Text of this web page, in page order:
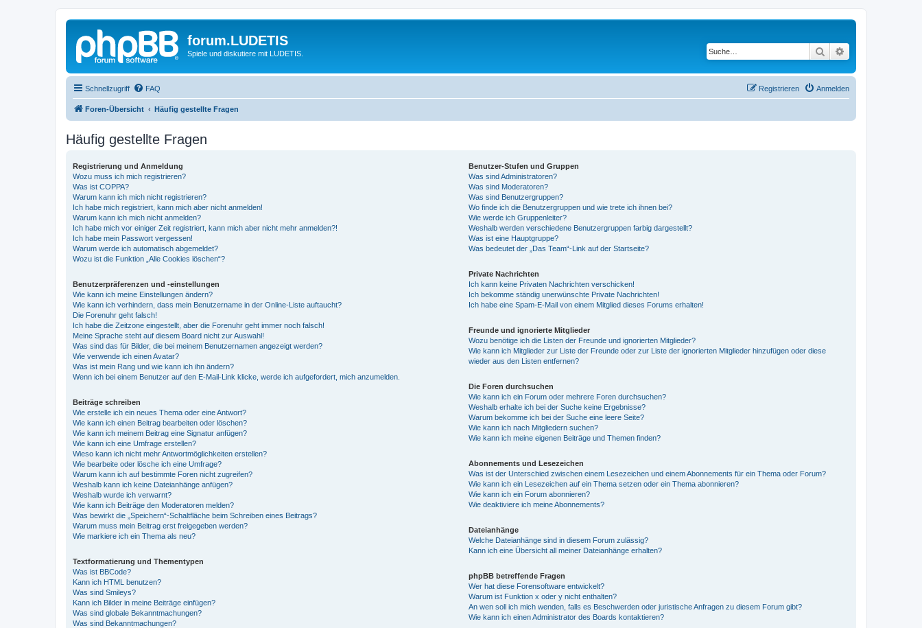
forum.LUDETIS
Spiele und diskutiere mit LUDETIS. Suche
Schnellzugriff FAQ Anmelden
Registrieren
Foren-Übersicht Häufig gestellte Fragen
Häufig gestellte Fragen
Registrierung und Anmeldung
Wozu muss ich mich registrieren?
Was ist COPPA?
Warum kann ich mich nicht registrieren?
Ich habe mich registriert, kann mich aber nicht anmelden!
Warum kann ich mich nicht anmelden?
Ich habe mich vor einiger Zeit registriert, kann mich aber nicht mehr anmelden?!
Ich habe mein Passwort vergessen!
Warum werde ich automatisch abgemeldet?
Wozu ist die Funktion „Alle Cookies löschen“?
Benutzerpräferenzen und -einstellungen
Wie kann ich meine Einstellungen ändern?
Wie kann ich verhindern, dass mein Benutzername in der Online-Liste auftaucht?
Die Forenuhr geht falsch!
Ich habe die Zeitzone eingestellt, aber die Forenuhr geht immer noch falsch!
Meine Sprache steht auf diesem Board nicht zur Auswahl!
Was sind das für Bilder, die bei meinem Benutzernamen angezeigt werden?
Wie verwende ich einen Avatar?
Was ist mein Rang und wie kann ich ihn ändern?
Wenn ich bei einem Benutzer auf den E-Mail-Link klicke, werde ich aufgefordert, mich anzumelden.
Beiträge schreiben
Wie erstelle ich ein neues Thema oder eine Antwort?
Wie kann ich einen Beitrag bearbeiten oder löschen?
Wie kann ich meinem Beitrag eine Signatur anfügen?
Wie kann ich eine Umfrage erstellen?
Wieso kann ich nicht mehr Antwortmöglichkeiten erstellen?
Wie bearbeite oder lösche ich eine Umfrage?
Warum kann ich auf bestimmte Foren nicht zugreifen?
Weshalb kann ich keine Dateianhänge anfügen?
Weshalb wurde ich verwarnt?
Wie kann ich Beiträge den Moderatoren melden?
Was bewirkt die „Speichern“-Schaltfläche beim Schreiben eines Beitrags?
Warum muss mein Beitrag erst freigegeben werden?
Wie markiere ich ein Thema als neu?
Textformatierung und Thementypen
Was ist BBCode?
Kann ich HTML benutzen?
Was sind Smileys?
Kann ich Bilder in meine Beiträge einfügen?
Was sind globale Bekanntmachungen?
Was sind Bekanntmachungen?
Benutzer-Stufen und Gruppen
Was sind Administratoren?
Was sind Moderatoren?
Was sind Benutzergruppen?
Wo finde ich die Benutzergruppen und wie trete ich ihnen bei?
Wie werde ich Gruppenleiter?
Weshalb werden verschiedene Benutzergruppen farbig dargestellt?
Was ist eine Hauptgruppe?
Was bedeutet der „Das Team“-Link auf der Startseite?
Private Nachrichten
Ich kann keine Privaten Nachrichten verschicken!
Ich bekomme ständig unerwünschte Private Nachrichten!
Ich habe eine Spam-E-Mail von einem Mitglied dieses Forums erhalten!
Freunde und ignorierte Mitglieder
Wozu benötige ich die Listen der Freunde und ignorierten Mitglieder?
Wie kann ich Mitglieder zur Liste der Freunde oder zur Liste der ignorierten Mitglieder hinzufügen oder diese
wieder aus den Listen entfernen?
Die Foren durchsuchen
Wie kann ich ein Forum oder mehrere Foren durchsuchen?
Weshalb erhalte ich bei der Suche keine Ergebnisse?
Warum bekomme ich bei der Suche eine leere Seite?
Wie kann ich nach Mitgliedern suchen?
Wie kann ich meine eigenen Beiträge und Themen finden?
Abonnements und Lesezeichen
Was ist der Unterschied zwischen einem Lesezeichen und einem Abonnements für ein Thema oder Forum?
Wie kann ich ein Lesezeichen auf ein Thema setzen oder ein Thema abonnieren?
Wie kann ich ein Forum abonnieren?
Wie deaktiviere ich meine Abonnements?
Dateianhänge
Welche Dateianhänge sind in diesem Forum zulässig?
Kann ich eine Übersicht all meiner Dateianhänge erhalten?
phpBB betreffende Fragen
Wer hat diese Forensoftware entwickelt?
Warum ist Funktion x oder y nicht enthalten?
An wen soll ich mich wenden, falls es Beschwerden oder juristische Anfragen zu diesem Forum gibt?
Wie kann ich einen Administrator des Boards kontaktieren?